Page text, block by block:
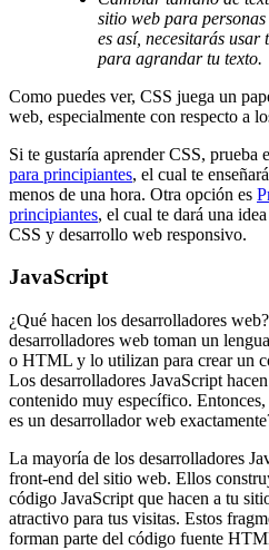
sitio web para
es así, necesitarás usar
para agrandar tu texto.
Como puedes ver, CSS juega un
web, especialmente con respecto a
Si te gustaría aprender CSS, prueba
para principiantes, el cual te
menos de una hora. Otra opción es
principiantes, el cual te dará una
CSS y desarrollo web responsivo.
JavaScript
¿Qué hacen los desarrolladores
desarrolladores web toman un
o HTML y lo utilizan para crear un
Los desarrolladores JavaScript
contenido muy específico.
es un desarrollador web
La mayoría de los desarrolladores
front-end del sitio web. Ellos
código JavaScript que hacen a tu
atractivo para tus visitas. Estos
forman parte del código fuente